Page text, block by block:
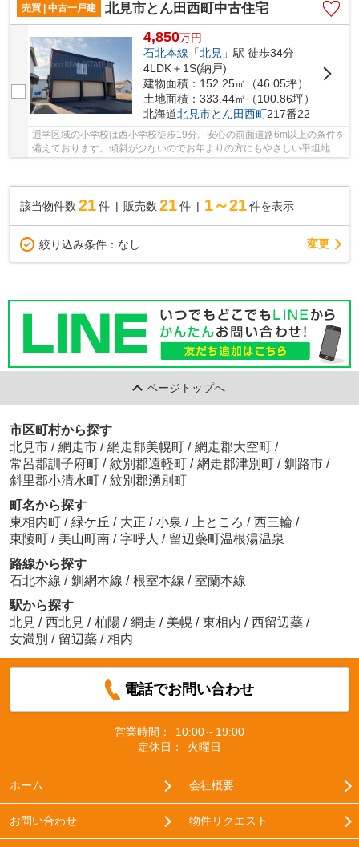
売買 | 中古一戸建
北見市とん田西町中古住宅
4,850万円
石北本線 「北見 」駅 徒歩34分
4LDK＋1S(納戸)
建物面積：152.25㎡（46.05坪）
土地面積：333.44㎡（100.86坪）
北海道北見市とん田西町217番22
通学区域の小学校は西小学校徒歩19分。安心の前面道路6m以上の条件を
備えております。傾斜が少ないのでお年よりの方にもやさしい平坦地で
該当物件数 21件 販売数 21 件 1～21 件を表示
絞り込み条件： なし 変更
ページトップへ
市区町村から探す
北見市 / 網走市 / 網走郡美幌町 / 網走郡大空町 /
常呂郡訓子府町 / 紋別郡遠軽町 / 網走郡津別町 / 釧路市 /
斜里郡小清水町 / 紋別郡湧別町
町名から探す
東相内町 / 緑ケ丘 / 大正 / 小泉 / 上ところ / 西三輪 /
東陵町 / 美山町南 / 字呼人 / 留辺蘂町温根湯温泉
路線から探す
石北本線 / 釧網本線 / 根室本線 / 室蘭本線
駅から探す
北見 / 西北見 / 柏陽 / 網走 / 美幌 / 東相内 / 西留辺蘂 /
女満別 / 留辺蘂 / 相内
電話でお問い合わせ
営業時間：
10:00～19:00
定休日：
火曜日
ホーム 会社概要
お問い合わせ 物件リクエスト